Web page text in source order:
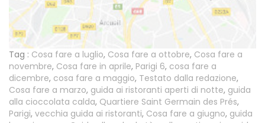
Tag : Cosa fare a luglio, Cosa fare a ottobre, Cosa fare a
novembre, Cosa fare in aprile, Parigi 6, cosa fare a
dicembre, cosa fare a maggio, Testato dalla redazione,
Cosa fare a marzo, guida ai ristoranti aperti di notte, guida
alla cioccolata calda, Quartiere Saint Germain des Prés,
Parigi, vecchia guida ai ristoranti, Cosa fare a giugno, guida